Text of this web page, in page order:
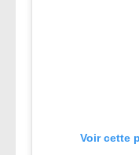
Voir cette